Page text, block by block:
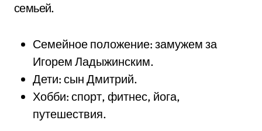
семьей.
Семейное положение: замужем за
Игорем Ладыжинским.
Дети: сын Дмитрий.
Хобби: спорт, фитнес, йога,
путешествия.